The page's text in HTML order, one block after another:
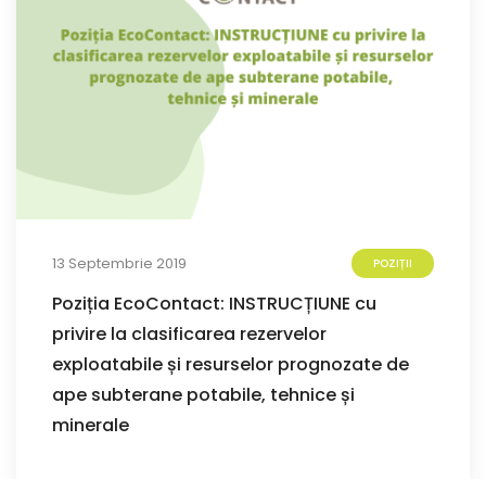
13 Septembrie 2019 POZIȚII
Poziția EcoContact: INSTRUCȚIUNE cu
privire la clasificarea rezervelor
exploatabile și resurselor prognozate de
ape subterane potabile, tehnice și
minerale